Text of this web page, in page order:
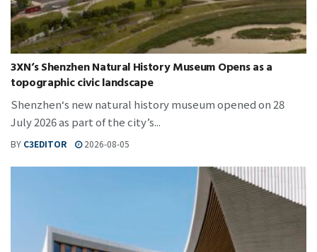
3XN‘s Shenzhen Natural History Museum Opens as a
topographic civic landscape
Shenzhen‘s new natural history museum opened on 28
July 2026 as part of the city’s...
BY C3EDITOR 2026-08-05